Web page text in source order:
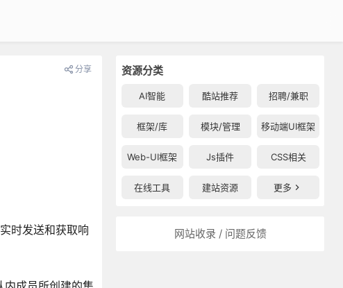
资源分类
AI智能 酷站推荐 招聘/兼职
框架/库 模块/管理 移动端UI框架
Web-UI框架 Js插件 CSS相关
在线工具 建站资源 更多
网站收录 / 问题反馈
分享
时发送和获取响